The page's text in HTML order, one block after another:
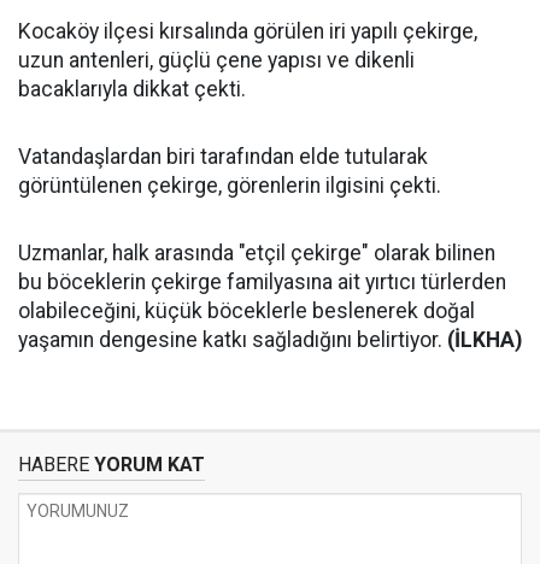
Kocaköy ilçesi kırsalında görülen iri yapılı çekirge,
uzun antenleri, güçlü çene yapısı ve dikenli
bacaklarıyla dikkat çekti.
Vatandaşlardan biri tarafından elde tutularak
görüntülenen çekirge, görenlerin ilgisini çekti.
Uzmanlar, halk arasında "etçil çekirge" olarak bilinen
bu böceklerin çekirge familyasına ait yırtıcı türlerden
olabileceğini, küçük böceklerle beslenerek doğal
yaşamın dengesine katkı sağladığını belirtiyor. (İLKHA)
HABERE YORUM KAT